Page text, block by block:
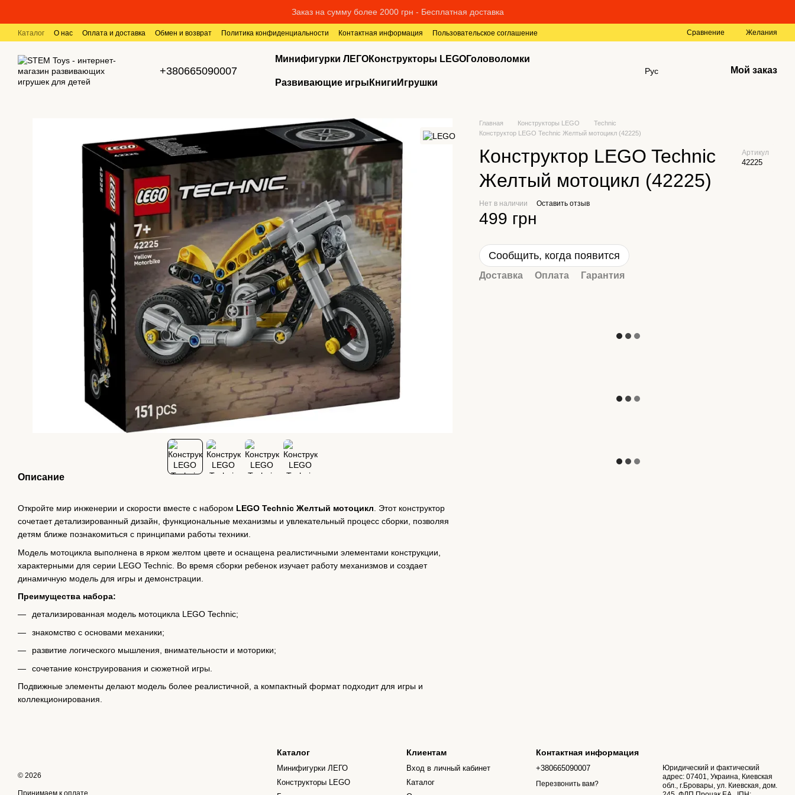
Заказ на сумму более 2000 грн - Бесплатная доставка
Каталог О нас Оплата и доставка Обмен и возврат Политика конфиденциальности Контактная информация Пользовательское соглашение Сравнение Желания
+380665090007
Минифигурки ЛЕГОКонструкторы LEGOГоловоломки
Развивающие игры Книги Игрушки
Рус Мой заказ
Описание
Откройте мир инженерии и скорости вместе с набором LEGO Technic Желтый мотоцикл. Этот конструктор
сочетает детализированный дизайн, функциональные механизмы и увлекательный процесс сборки, позволяя
детям ближе познакомиться с принципами работы техники.
Модель мотоцикла выполнена в ярком желтом цвете и оснащена реалистичными элементами конструкции,
характерными для серии LEGO Technic. Во время сборки ребенок изучает работу механизмов и создает
динамичную модель для игры и демонстрации.
Преимущества набора:
детализированная модель мотоцикла LEGO Technic;
знакомство с основами механики;
развитие логического мышления, внимательности и моторики;
сочетание конструирования и сюжетной игры.
Подвижные элементы делают модель более реалистичной, а компактный формат подходит для игры и
коллекционирования.
Главная Конструкторы LEGO
Technic
Конструктор LEGO Technic Желтый мотоцикл (42225)
Конструктор LEGO Technic
Желтый мотоцикл (42225)
Артикул
42225
Нет в наличии Оставить отзыв
499 грн
Сообщить, когда появится
Доставка Оплата Гарантия
© 2026
Принимаем к оплате
Каталог
Минифигурки ЛЕГО
Конструкторы LEGO
Клиентам
Вход в личный кабинет
Каталог
Контактная информация
+380665090007
Перезвонить вам?
Юридический и фактический
адрес: 07401, Украина, Киевская
обл., г.Бровары, ул. Киевская, дом.